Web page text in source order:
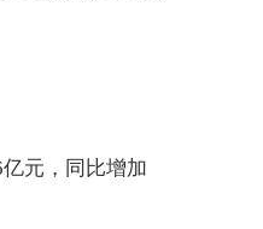
元，同比增加